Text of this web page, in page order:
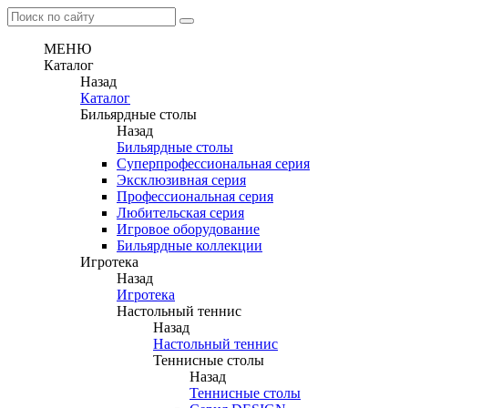
МЕНЮ
Каталог
Назад
Каталог
Бильярдные столы
Назад
Бильярдные столы
Суперпрофессиональная серия
Эксклюзивная серия
Профессиональная серия
Любительская серия
Игровое оборудование
Бильярдные коллекции
Игротека
Назад
Игротека
Настольный теннис
Назад
Настольный теннис
Теннисные столы
Назад
Теннисные столы